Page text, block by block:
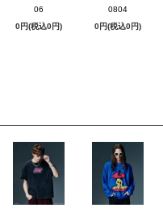
06
0円(税込0円)
0804
0円(税込0円)